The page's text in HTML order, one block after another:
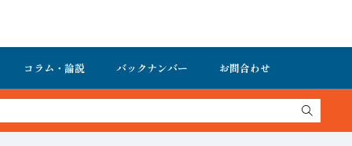
コラム・論説 バックナンバー お問合わせ